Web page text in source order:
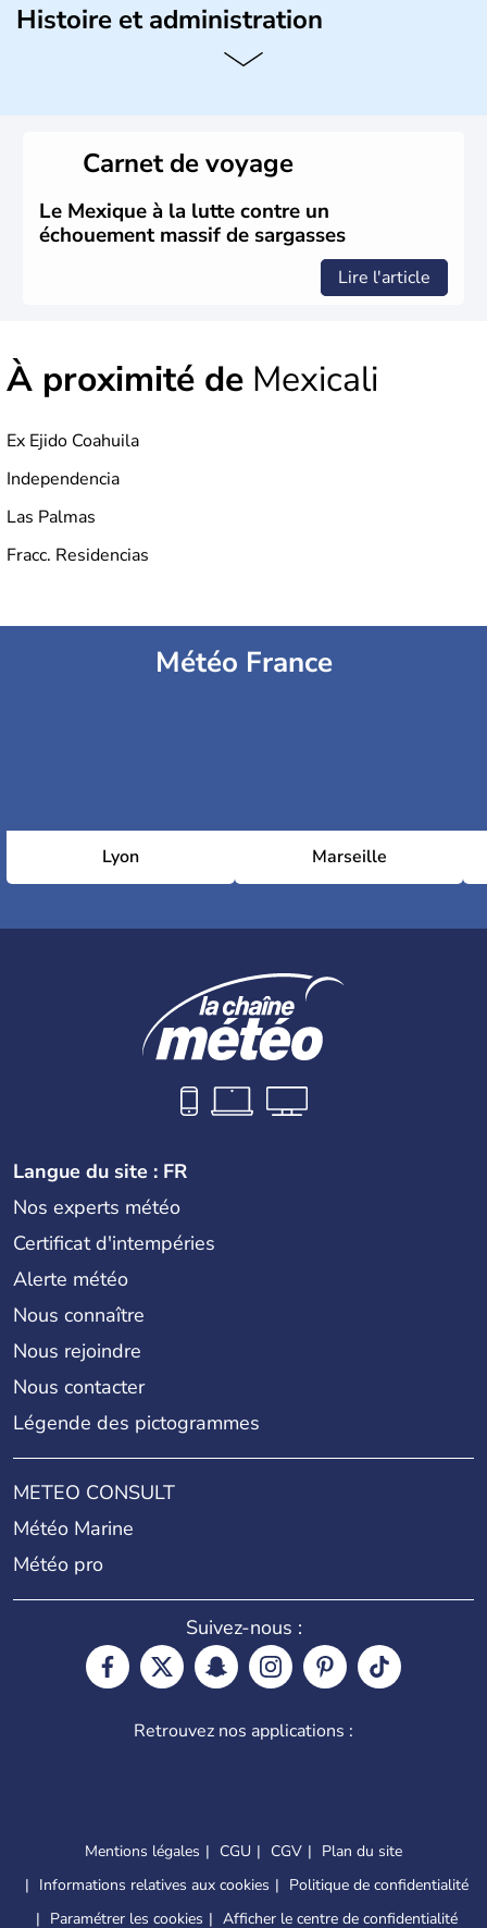
Histoire et administration
Bordé au Sud par le Guatemala et le Belize, le Mexique
Carnet de voyage
Le Mexique à la lutte contre un
échouement massif de sargasses
Lire l'article
À proximité de Mexicali
Ex Ejido Coahuila
Independencia
Las Palmas
Fracc. Residencias
Météo France
Lyon Marseille
Langue du site : FR
Nos experts météo
Certificat d'intempéries
Alerte météo
Nous connaître
Nous rejoindre
Nous contacter
Légende des pictogrammes
METEO CONSULT
Météo Marine
Météo pro
Suivez-nous :
Retrouvez nos applications :
Mentions légales CGU CGV
Plan du site
Informations relatives aux cookies
Politique de confidentialité
Paramétrer les cookies
Afficher le centre de confidentialité